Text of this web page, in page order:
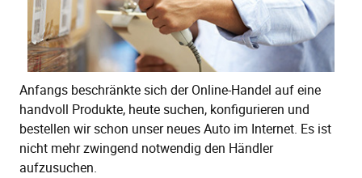
Anfangs beschränkte sich der Online-Handel auf eine
handvoll Produkte, heute suchen, konfigurieren und
bestellen wir schon unser neues Auto im Internet. Es ist
nicht mehr zwingend notwendig den Händler
aufzusuchen.